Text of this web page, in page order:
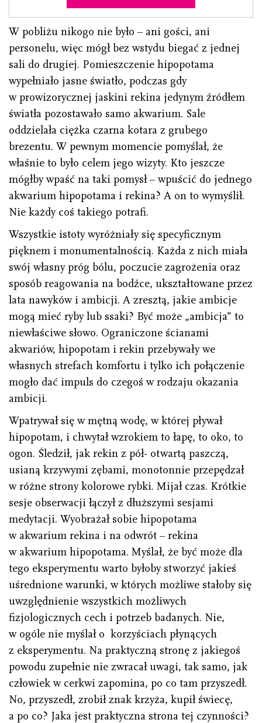
W pobliżu nikogo nie było – ani gości, ani
personelu, więc mógł bez wstydu biegać z jednej
sali do drugiej. Pomieszczenie hipopotama
wypełniało jasne światło, podczas gdy
w prowizorycznej jaskini rekina jedynym źródłem
światła pozostawało samo akwarium. Sale
oddzielała ciężka czarna kotara z grubego
brezentu. W pewnym momencie pomyślał, że
właśnie to było celem jego wizyty. Kto jeszcze
mógłby wpaść na taki pomysł – wpuścić do jednego
akwarium hipopotama i rekina? A on to wymyślił.
Nie każdy coś takiego potrafi.
Wszystkie istoty wyróżniały się specyficznym
pięknem i monumentalnością. Każda z nich miała
swój własny próg bólu, poczucie zagrożenia oraz
sposób reagowania na bodźce, ukształtowane przez
lata nawyków i ambicji. A zresztą, jakie ambicje
mogą mieć ryby lub ssaki? Być może „ambicja” to
niewłaściwe słowo. Ograniczone ścianami
akwariów, hipopotam i rekin przebywały we
własnych strefach komfortu i tylko ich połączenie
mogło dać impuls do czegoś w rodzaju okazania
ambicji.
Wpatrywał się w mętną wodę, w której pływał
hipopotam, i chwytał wzrokiem to łapę, to oko, to
ogon. Śledził, jak rekin z pół- otwartą paszczą,
usianą krzywymi zębami, monotonnie przepędzał
w różne strony kolorowe rybki. Mijał czas. Krótkie
sesje obserwacji łączył z dłuższymi sesjami
medytacji. Wyobrażał sobie hipopotama
w akwarium rekina i na odwrót – rekina
w akwarium hipopotama. Myślał, że być może dla
tego eksperymentu warto byłoby stworzyć jakieś
uśrednione warunki, w których możliwe stałoby się
uwzględnienie wszystkich możliwych
fizjologicznych cech i potrzeb badanych. Nie,
w ogóle nie myślał o korzyściach płynących
z eksperymentu. Na praktyczną stronę z jakiegoś
powodu zupełnie nie zwracał uwagi, tak samo, jak
człowiek w cerkwi zapomina, po co tam przyszedł.
No, przyszedł, zrobił znak krzyża, kupił świecę,
a po co? Jaka jest praktyczna strona tej czynności?